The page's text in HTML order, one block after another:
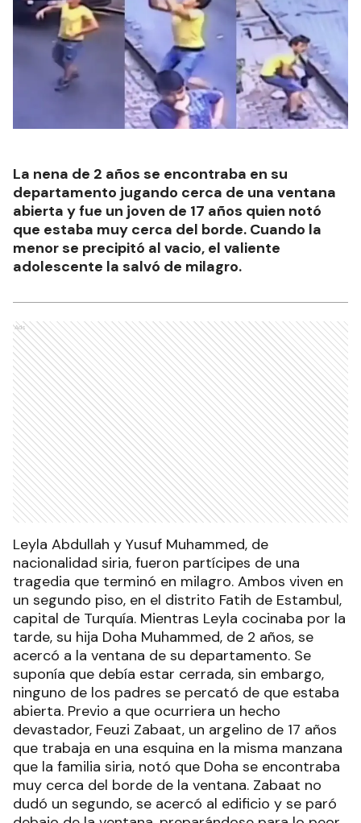
La nena de 2 años se encontraba en su
departamento jugando cerca de una ventana
abierta y fue un joven de 17 años quien notó
que estaba muy cerca del borde. Cuando la
menor se precipitó al vacio, el valiente
adolescente la salvó de milagro.
Ads
Leyla Abdullah y Yusuf Muhammed, de
nacionalidad siria, fueron partícipes de una
tragedia que terminó en milagro. Ambos viven en
un segundo piso, en el distrito Fatih de Estambul,
capital de Turquía. Mientras Leyla cocinaba por la
tarde, su hija Doha Muhammed, de 2 años, se
acercó a la ventana de su departamento. Se
suponía que debía estar cerrada, sin embargo,
ninguno de los padres se percató de que estaba
abierta. Previo a que ocurriera un hecho
devastador, Feuzi Zabaat, un argelino de 17 años
que trabaja en una esquina en la misma manzana
que la familia siria, notó que Doha se encontraba
muy cerca del borde de la ventana. Zabaat no
dudó un segundo, se acercó al edificio y se paró